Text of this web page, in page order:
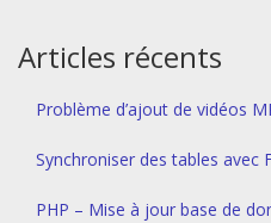
Articles récents
Problème d’ajout de vidéos
Synchroniser des tables avec
PHP – Mise à jour base de